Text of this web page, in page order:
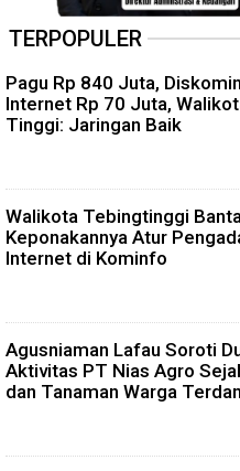
TERPOPULER
Pagu Rp 840 Juta,
Internet Rp 70 Juta,
Tinggi: Jaringan Baik
Walikota Tebingtinggi
Keponakannya Atur
Internet di Kominfo
Agusniaman Lafau Soroti
Aktivitas PT Nias Agro
dan Tanaman Warga